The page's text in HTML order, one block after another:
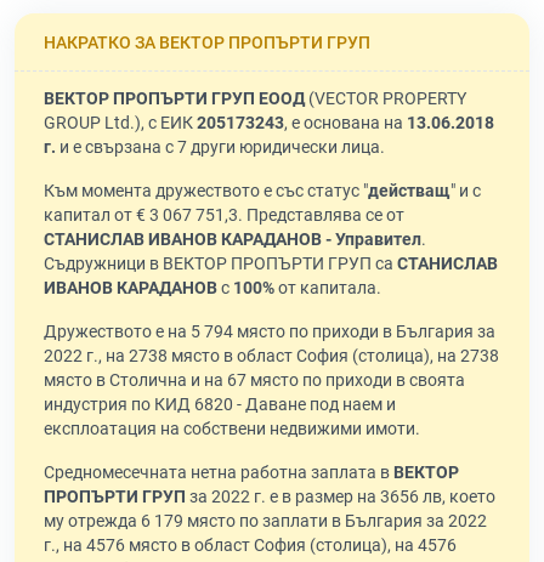
НАКРАТКО ЗА ВЕКТОР ПРОПЪРТИ ГРУП
ВЕКТОР ПРОПЪРТИ ГРУП ЕООД(VECTOR PROPERTY
GROUP Ltd.), с ЕИК205173243, е основана на 13.06.2018
г. и е свързана с 7 други юридически лица.
Към момента дружеството е със статус "действащ" и с
капитал от € 3 067 751,3. Представлява се от
СТАНИСЛАВ ИВАНОВ КАРАДАНОВ - Управител.
Съдружници в ВЕКТОР ПРОПЪРТИ ГРУП са СТАНИСЛАВ
ИВАНОВ КАРАДАНОВс 100%от капитала.
Дружеството е на 5 794 място по приходи в България за
2022 г., на 2738 място в област София (столица), на 2738
място в Столична и на 67 място по приходи в своята
индустрия по КИД 6820 - Даване под наем и
експлоатация на собствени недвижими имоти.
Средномесечната нетна работна заплата в ВЕКТОР
ПРОПЪРТИ ГРУП за 2022 г. е в размер на 3656 лв, което
му отрежда 6 179 място по заплати в България за 2022
г., на 4576 място в област София (столица), на 4576